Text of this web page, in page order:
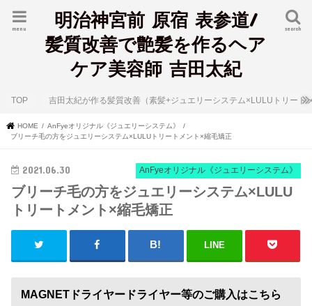
明治神宮前 原宿 表参道/
髪質改善で艶髪を作るヘア
ケア美容師 吉田太紀
search
menu
TOP 吉田太紀が作る髪質改善（素髪+ジュエリーシステム×LULUトリート
HOME
AnFyeオリジナル《ジュエリーシステム》
ブリーチ毛の方をジュエリーシステム×LULUトリートメント×縮毛矯正
AnFyeオリジナル《ジュエリーシステム》
2021.06.30
ブリーチ毛の方をジュエリーシステム×LULU
トリートメント×縮毛矯正
LINE
MAGNETドライヤードライヤー等のご購入はこちら